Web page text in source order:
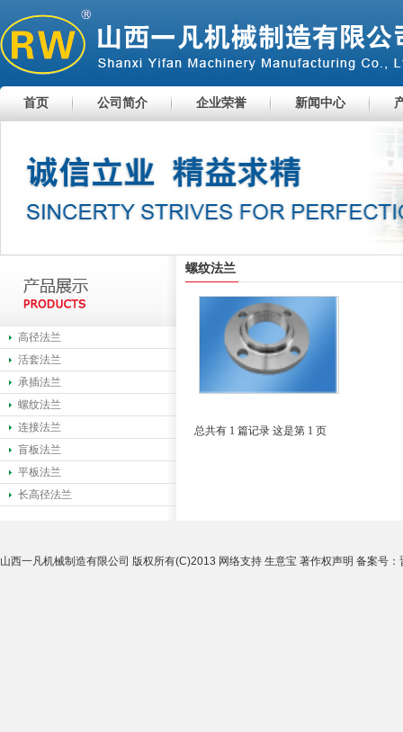
首页 公司简介 企业荣誉 新闻中心
高径法兰
活套法兰
承插法兰
螺纹法兰
连接法兰
盲板法兰
平板法兰
长高径法兰
螺纹法兰
总共有 1 篇记录 这是第 1 页
山西一凡机械制造有限公司 版权所有(C)2013 网络支持 生意宝 著作权声明 备案号：